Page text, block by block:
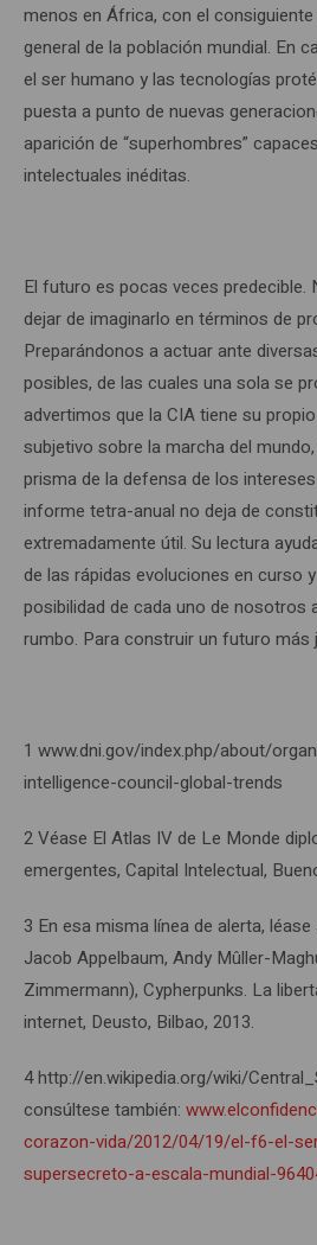
menos en África, con el
general de la población mundial. En
el ser humano y las tecnologías
puesta a punto de nuevas
aparición de “superhombres”
intelectuales inéditas.
El futuro es pocas veces predecible.
dejar de imaginarlo en términos de
Preparándonos a actuar ante
posibles, de las cuales una sola se
advertimos que la CIA tiene su
subjetivo sobre la marcha del
prisma de la defensa de los
informe tetra-anual no deja de
extremadamente útil. Su lectura
de las rápidas evoluciones en curso
posibilidad de cada uno de nosotros
rumbo. Para construir un futuro más
1 www.dni.gov/index.php/about/
intelligence-council-global-trends
2 Véase El Atlas IV de Le Monde
emergentes, Capital Intelectual,
3 En esa misma línea de alerta,
Jacob Appelbaum, Andy Mûller-
Zimmermann), Cypherpunks. La
internet, Deusto, Bilbao, 2013.
4 http://en.wikipedia.org/wiki/
consúltese también:
corazon-vida/2012/04/19/el-f6-el-
supersecreto-a-escala-mundial-